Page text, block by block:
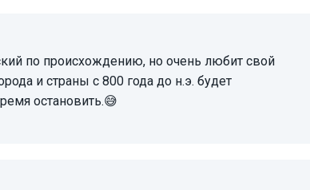
и страны с 800 года до н.э. будет
остановить.😅